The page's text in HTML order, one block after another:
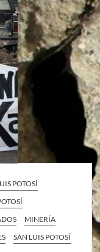
POTOSÍ
MINERÍA
SAN LUIS POTOSÍ